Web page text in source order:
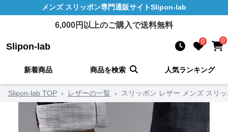
メンズ スリッポン専門通販サイトSlipon-lab
6,000円以上のご購入で送料無料
Slipon-lab 0 0
新着商品 商品を検索 人気ランキング
Slipon-lab TOP › レザーの一覧 › スリッポン レザー メンズ スリ